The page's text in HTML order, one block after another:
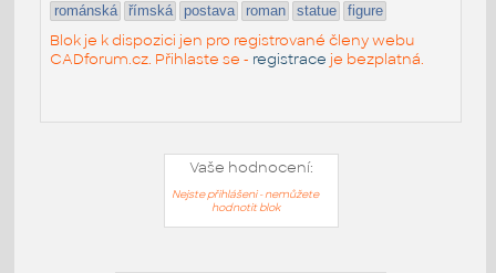
románská římská postava roman statue figure
Blok je k dispozici jen pro registrované členy webu
CADforum.cz. Přihlaste se - registrace je bezplatná.
Vaše hodnocení:
Nejste přihlášeni - nemůžete
hodnotit blok